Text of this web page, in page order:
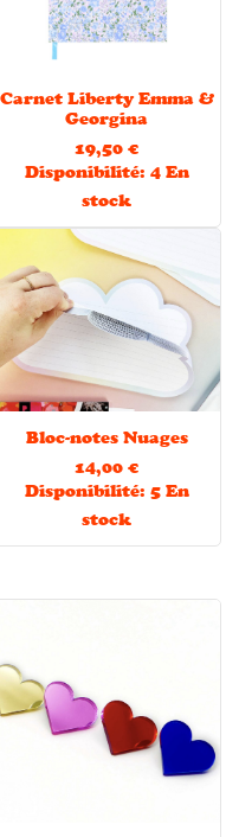
Carnet Liberty Emma &
Georgina
19,50 €
Disponibilité: 4 En
stock
Bloc-notes Nuages
14,00 €
Disponibilité: 5 En
stock